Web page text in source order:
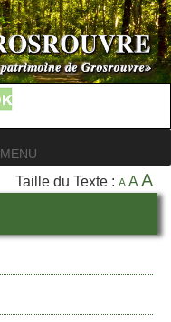
MENU
Taille du Texte : A A A